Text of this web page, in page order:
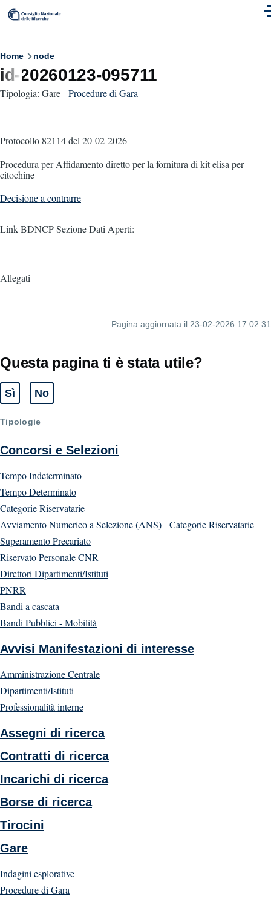
Skip to main content
Breadcrumb
Home node
id-20260123-095711
Tipologia: Gare-Procedure di Gara
Protocollo 82114del 20-02-2026
Procedura per Affidamento diretto per la fornitura di kit elisa per
citochine
Decisione a contrarre
Link BDNCP Sezione Dati Aperti:
Allegati
Pagina aggiornata il 23-02-2026 17:02:31
Questa pagina ti è stata utile?
Sì
Tipologie
Concorsi e Selezioni
Tempo Indeterminato
Tempo Determinato
Categorie Riservatarie
Avviamento Numerico a Selezione (ANS) - Categorie Riservatarie
Superamento Precariato
Riservato Personale CNR
Direttori Dipartimenti/Istituti
PNRR
Bandi a cascata
Bandi Pubblici - Mobilità
Avvisi Manifestazioni di interesse
Amministrazione Centrale
Dipartimenti/Istituti
Professionalità interne
Assegni di ricerca
Contratti di ricerca
Incarichi di ricerca
Borse di ricerca
Tirocini
Gare
Indagini esplorative
Procedure di Gara